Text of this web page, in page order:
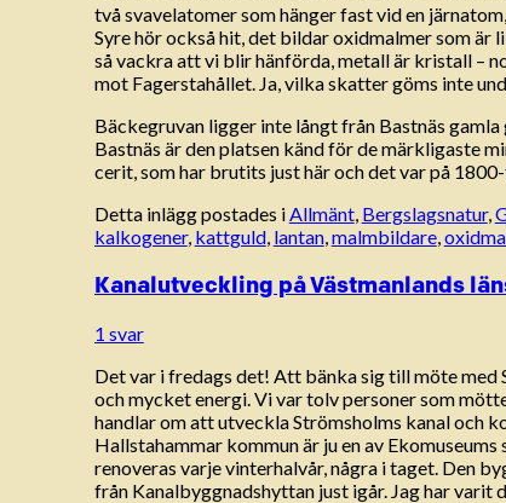
två svavelatomer som hänger fast vid en
Syre hör också hit, det bildar oxidmalmer som är
så vackra att vi blir hänförda, metall är kristall –
mot Fagerstahållet. Ja, vilka skatter göms inte
Bäckegruvan ligger inte långt från Bastnäs
Bastnäs är den platsen känd för de märkligaste
cerit, som har brutits just här och det var på
Detta inlägg postades iAllmänt, Bergslagsnatur,
kalkogener, kattguld, lantan,malmbildare,
Kanalutveckling på Västmanlands
1 svar
Det var i fredags det! Att bänka sig till möte
och mycket energi. Vi var tolv personer som
handlar om att utveckla Strömsholms kanal och
Hallstahammar kommun är ju en av
renoveras varje vinterhalvår, några i taget. Den
från Kanalbyggnadshyttan just igår. Jag har